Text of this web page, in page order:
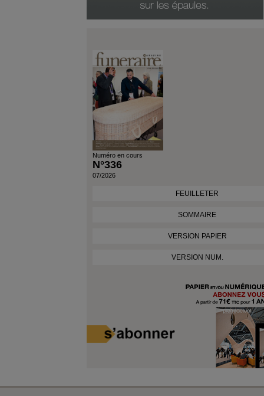
Numéro en cours
N°336
07/2026
FEUILLETER
SOMMAIRE
VERSION PAPIER
VERSION NUM.